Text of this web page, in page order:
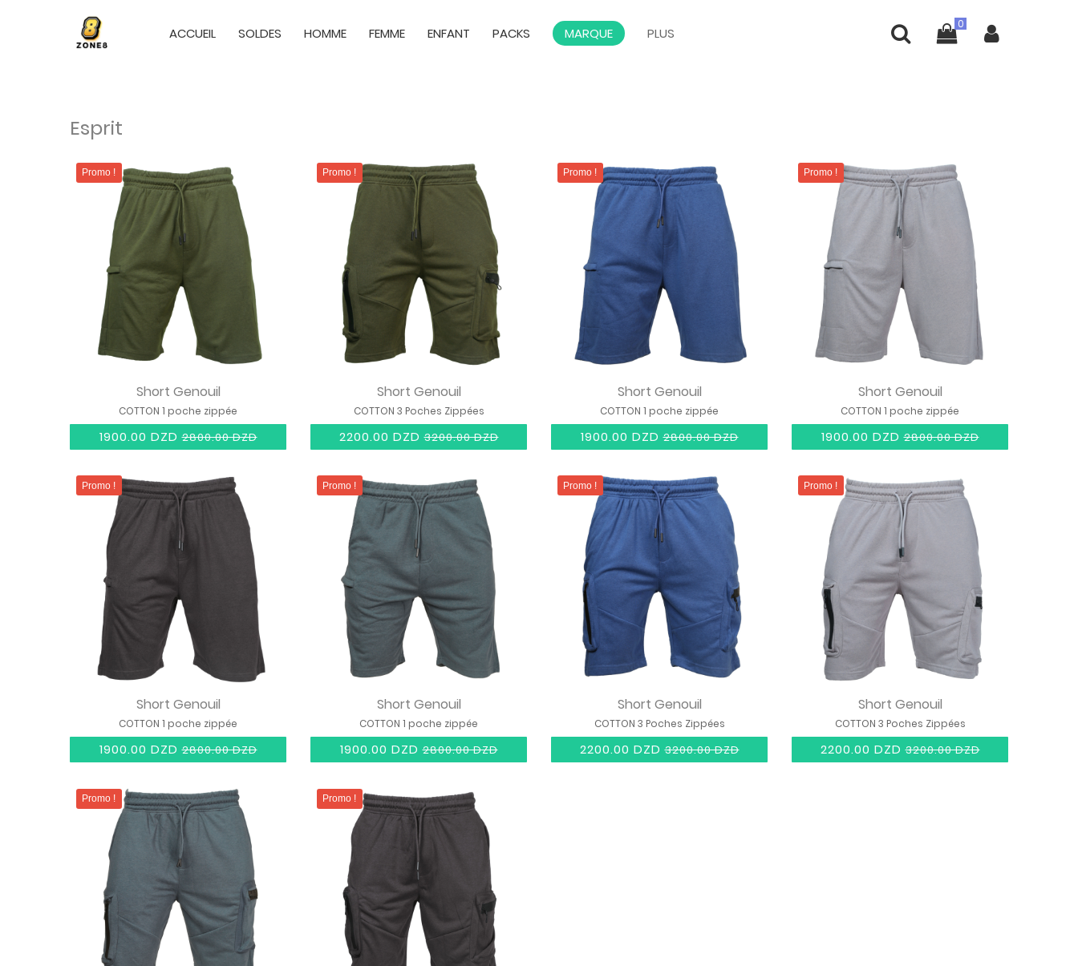
ACCUEIL SOLDES HOMME FEMME ENFANT PACKS MARQUE PLUS
Esprit
Promo !
Short Genouil
COTTON 1 poche zippée
1900.00 DZD2800.00 DZD
Promo !
Short Genouil
COTTON 3 Poches Zippées
2200.00 DZD3200.00 DZD
Promo !
Short Genouil
COTTON 1 poche zippée
1900.00 DZD2800.00 DZD
Promo !
Short Genouil
COTTON 1 poche zippée
1900.00 DZD2800.00 DZD
Promo !
Short Genouil
COTTON 1 poche zippée
1900.00 DZD2800.00 DZD
Promo !
Short Genouil
COTTON 1 poche zippée
1900.00 DZD2800.00 DZD
Promo !
Short Genouil
COTTON 3 Poches Zippées
2200.00 DZD3200.00 DZD
Promo !
Short Genouil
COTTON 3 Poches Zippées
2200.00 DZD3200.00 DZD
Promo ! Promo !